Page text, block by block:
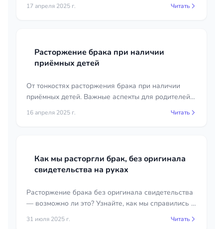
17 апреля 2025 г. Читать
Расторжение брака при наличии
приёмных детей
От тонкостях расторжения брака при наличии
приёмных детей. Важные аспекты для родителей и
юридические рекомендации.
16 апреля 2025 г. Читать
Как мы расторгли брак, без оригинала
свидетельства на руках
Расторжение брака без оригинала свидетельства
— возможно ли это? Узнайте, как мы справились с
этой ситуацией и какие юридические нюансы
31 июля 2025 г. Читать